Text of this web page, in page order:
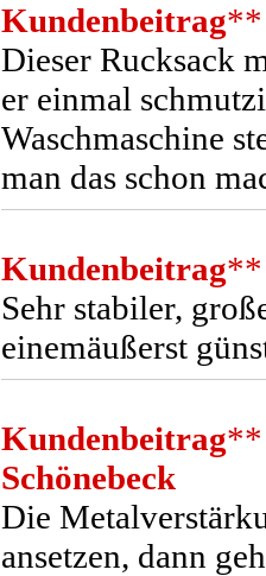
Kundenbeitrag**
Dieser Rucksack
er einmal
Waschmaschine
man das schon
Kundenbeitrag**
Sehr stabiler,
einemäußerst
Kundenbeitrag**
Schönebeck
Die
ansetzen, dann